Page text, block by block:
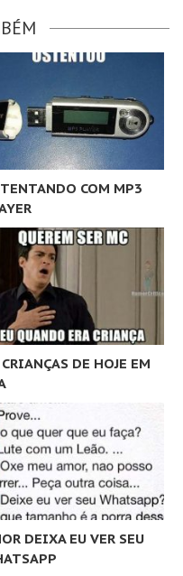
COM MP3
DE HOJE EM
DEIXA EU VER SEU